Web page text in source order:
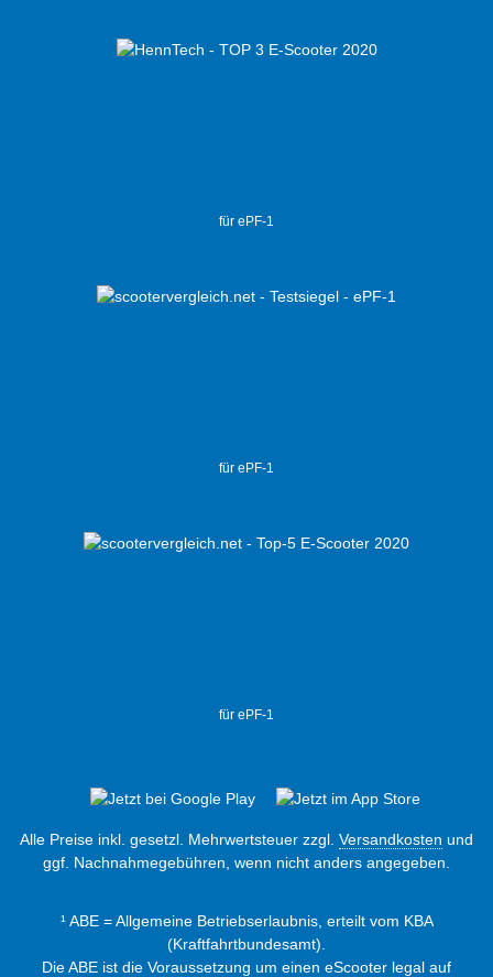
für ePF-1
für ePF-1
für ePF-1
Alle Preise inkl. gesetzl. Mehrwertsteuer zzgl. Versandkosten und
ggf. Nachnahmegebühren, wenn nicht anders angegeben.
¹ ABE = Allgemeine Betriebserlaubnis, erteilt vom KBA
(Kraftfahrtbundesamt).
Die ABE ist die Voraussetzung um einen eScooter legal auf